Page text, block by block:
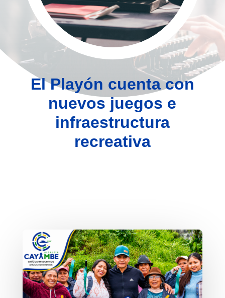
El Playón cuenta con
nuevos juegos e
infraestructura
recreativa